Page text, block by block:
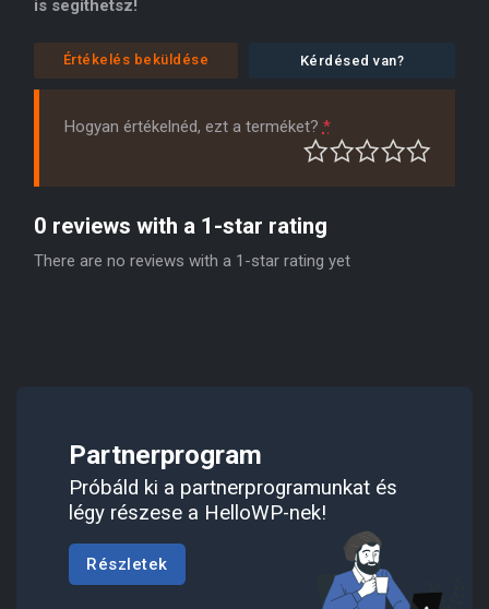
is segíthetsz!
Értékelés beküldése Kérdésed van?
Hogyan értékelnéd, ezt a terméket? *
0 reviews with a 1-star rating
There are no reviews with a 1-star rating yet
Partnerprogram
Próbáld ki a partnerprogramunkat és
légy részese a HelloWP-nek!
Részletek